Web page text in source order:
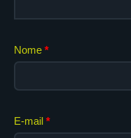
Nome *
E-mail *